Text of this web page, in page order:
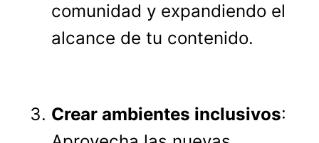
comunidad y expandiendo el
alcance de tu contenido.
Crear ambientes inclusivos: